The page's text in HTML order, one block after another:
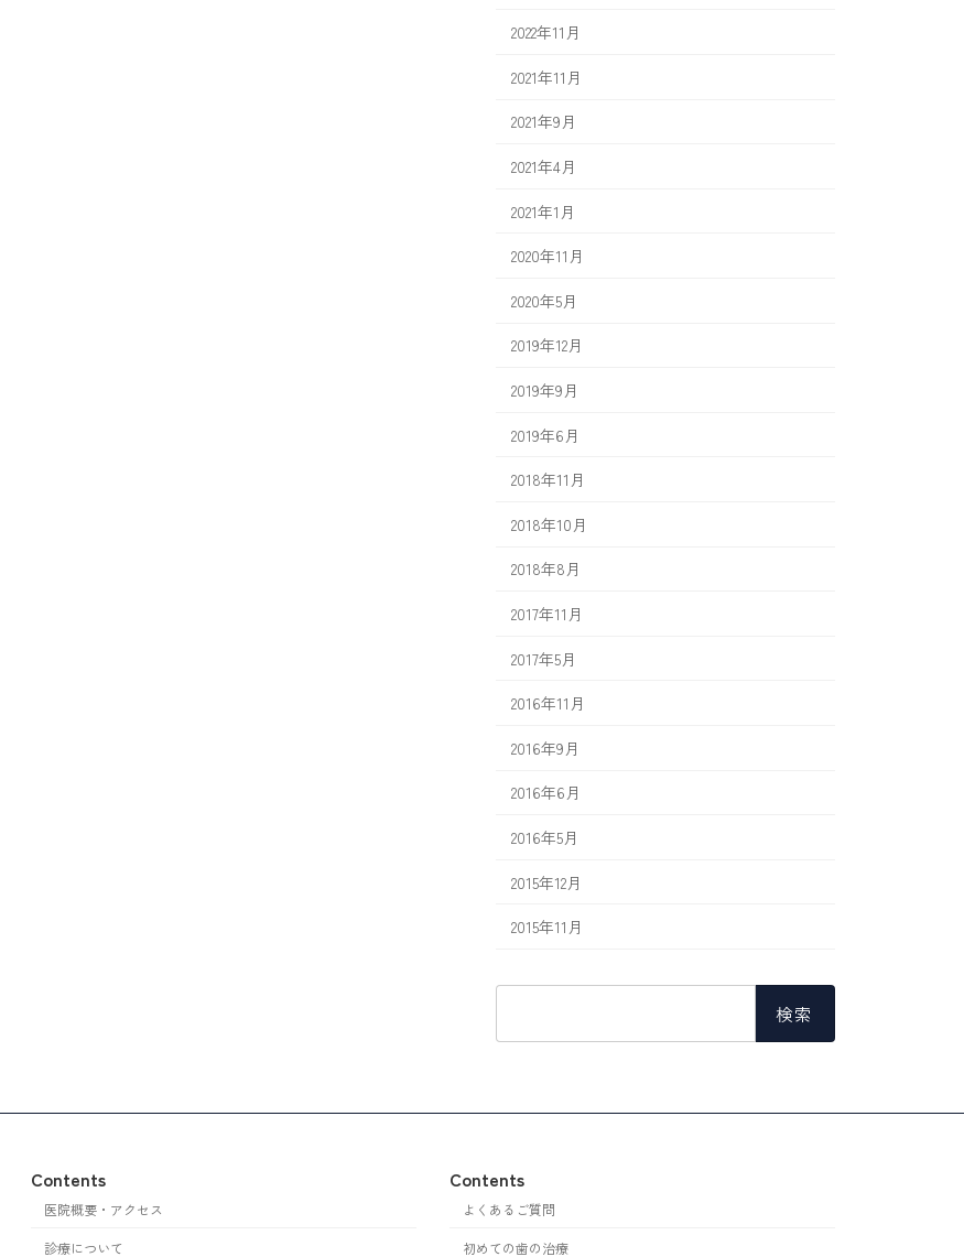
2022年11月
2021年11月
2021年9月
2021年4月
2021年1月
2020年11月
2020年5月
2019年12月
2019年9月
2019年6月
2018年11月
2018年10月
2018年8月
2017年11月
2017年5月
2016年11月
2016年9月
2016年6月
2016年5月
2015年12月
2015年11月
Contents
医院概要・アクセス
診療について
Contents
よくあるご質問
初めての歯の治療